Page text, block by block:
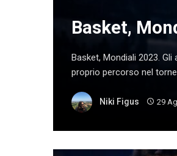
Basket,
Basket, Mondiali 2023.
proprio percorso nel
Niki Figus 29